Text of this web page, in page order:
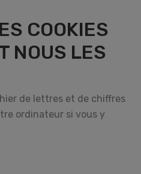
COOKIES
NOUS LES
de lettres et de chiffres
ordinateur si vous y